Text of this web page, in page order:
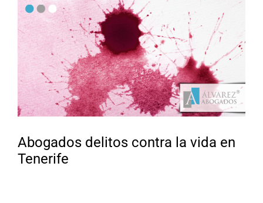
Abogados delitos contra la vida en
Tenerife